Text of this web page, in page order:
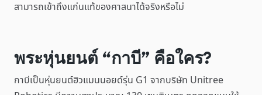
สามารถเข้าถึงแก่นแท้ของศาสนาได้จริงหรือไม่
พระหุ่นยนต์ “กาบี” คือใคร?
กาบีเป็นหุ่นยนต์ฮิวแมนนอยด์รุ่น G1 จากบริษัท Unitree